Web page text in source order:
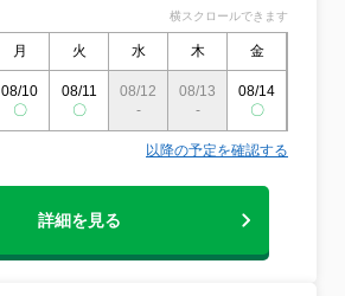
横スクロールできます
月 火 水 木 金
08/10
〇
08/11
〇
08/12
-
08/13
-
08/14
〇
以降の予定を確認する
詳細を見る